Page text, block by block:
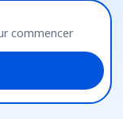
commencer